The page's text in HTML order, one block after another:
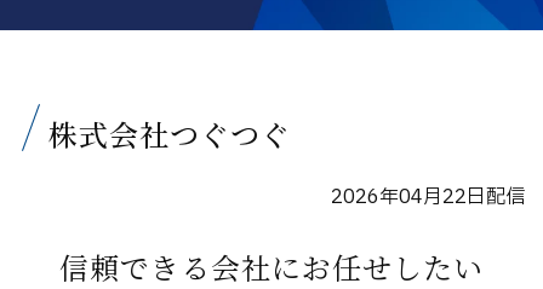
株式会社つぐつぐ
2026年04月22日配信
信頼できる会社にお任せしたい